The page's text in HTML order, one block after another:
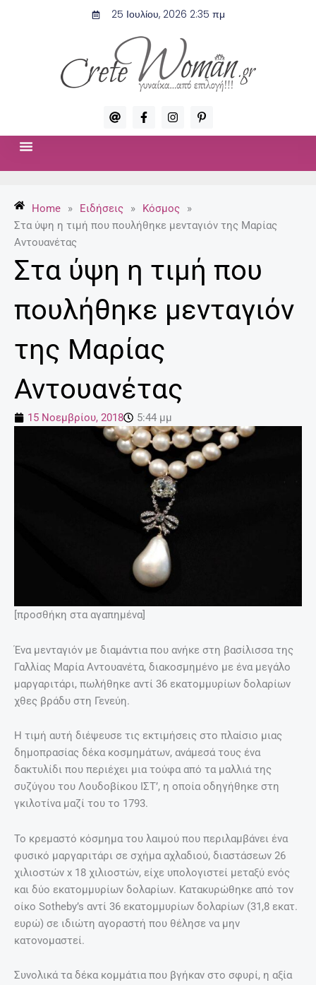
25 Ιουλίου, 2026 2:35 πμ
A
t
F
a
c
-
f
I
n
s
P
i
n
p
Home » Ειδήσεις » Κόσμος
»
Στα ύψη η τιμή που πουλήθηκε μενταγιόν της Μαρίας
Αντουανέτας
Στα ύψη η τιμή που
πουλήθηκε μενταγιόν
της Μαρίας
Αντουανέτας
15 Νοεμβρίου, 2018 5:44 μμ
[προσθήκη στα αγαπημένα]
Ένα μενταγιόν με διαμάντια που ανήκε στη βασίλισσα της
Γαλλίας Μαρία Αντουανέτα, διακοσμημένο με ένα μεγάλο
μαργαριτάρι, πωλήθηκε αντί 36 εκατομμυρίων δολαρίων
χθες βράδυ στη Γενεύη.
Η τιμή αυτή διέψευσε τις εκτιμήσεις στο πλαίσιο μιας
δημοπρασίας δέκα κοσμημάτων, ανάμεσά τους ένα
δακτυλίδι που περιέχει μια τούφα από τα μαλλιά της
συζύγου του Λουδοβίκου ΙΣΤ’, η οποία οδηγήθηκε στη
γκιλοτίνα μαζί του το 1793.
Το κρεμαστό κόσμημα του λαιμού που περιλαμβάνει ένα
φυσικό μαργαριτάρι σε σχήμα αχλαδιού, διαστάσεων 26
χιλιοστών x 18 χιλιοστών, είχε υπολογιστεί μεταξύ ενός
και δύο εκατομμυρίων δολαρίων. Κατακυρώθηκε από τον
οίκο Sotheby’s αντί 36 εκατομμυρίων δολαρίων (31,8 εκατ.
ευρώ) σε ιδιώτη αγοραστή που θέλησε να μην
κατονομαστεί.
Συνολικά τα δέκα κομμάτια που βγήκαν στο σφυρί, η αξία